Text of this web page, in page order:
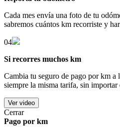
Cada mes envía una foto de tu
sabremos cuántos km recorriste y
04
Si recorres muchos km
Cambia tu seguro de pago por km a
siempre la misma tarifa, sin importar
Ver video
Cerrar
Pago por km